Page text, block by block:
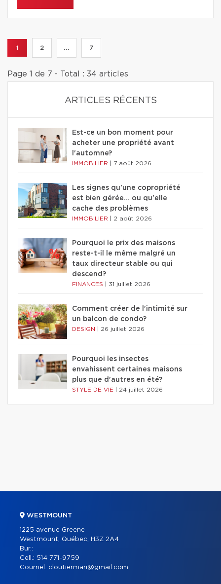
1 2 ... 7
Page 1 de 7 - Total : 34 articles
ARTICLES RÉCENTS
Est-ce un bon moment pour
acheter une propriété avant
l'automne?
IMMOBILIER 7 août 2026
Les signes qu'une copropriété
est bien gérée… ou qu'elle
cache des problèmes
IMMOBILIER 2 août 2026
Pourquoi le prix des maisons
reste-t-il le même malgré un
taux directeur stable ou qui
descend?
FINANCES 31 juillet 2026
Comment créer de l'intimité sur
un balcon de condo?
DESIGN 26 juillet 2026
Pourquoi les insectes
envahissent certaines maisons
plus que d'autres en été?
STYLE DE VIE 24 juillet 2026
WESTMOUNT
1225 avenue Greene
Westmount, Québec, H3Z 2A4
Bur.:
Cell.: 514 771-9759
Courriel: cloutiermari@gmail.com